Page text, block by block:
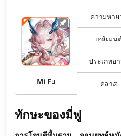
Mi Fu
ความหาย
เอลิเมนต์
ประเภทอ
คลาส
ทักษะของมี่ฟู